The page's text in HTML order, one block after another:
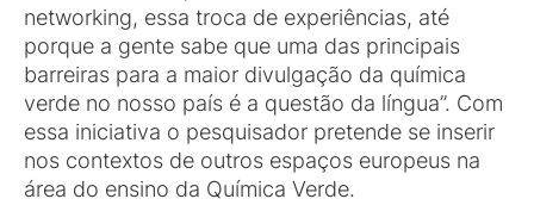
networking, essa troca de experiências, até
porque a gente sabe que uma das principais
barreiras para a maior divulgação da química
verde no nosso país é a questão da língua”. Com
essa iniciativa o pesquisador pretende se inserir
nos contextos de outros espaços europeus na
área do ensino da Química Verde.